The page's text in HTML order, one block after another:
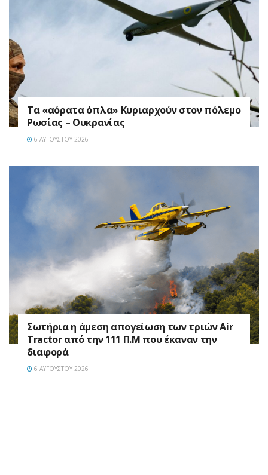
Τα «αόρατα όπλα» Κυριαρχούν στον πόλεμο
Ρωσίας – Ουκρανίας
6 ΑΥΓΟΎΣΤΟΥ 2026
Σωτήρια η άμεση απογείωση των τριών Air
Tractor από την 111 Π.M που έκαναν την
διαφορά
6 ΑΥΓΟΎΣΤΟΥ 2026